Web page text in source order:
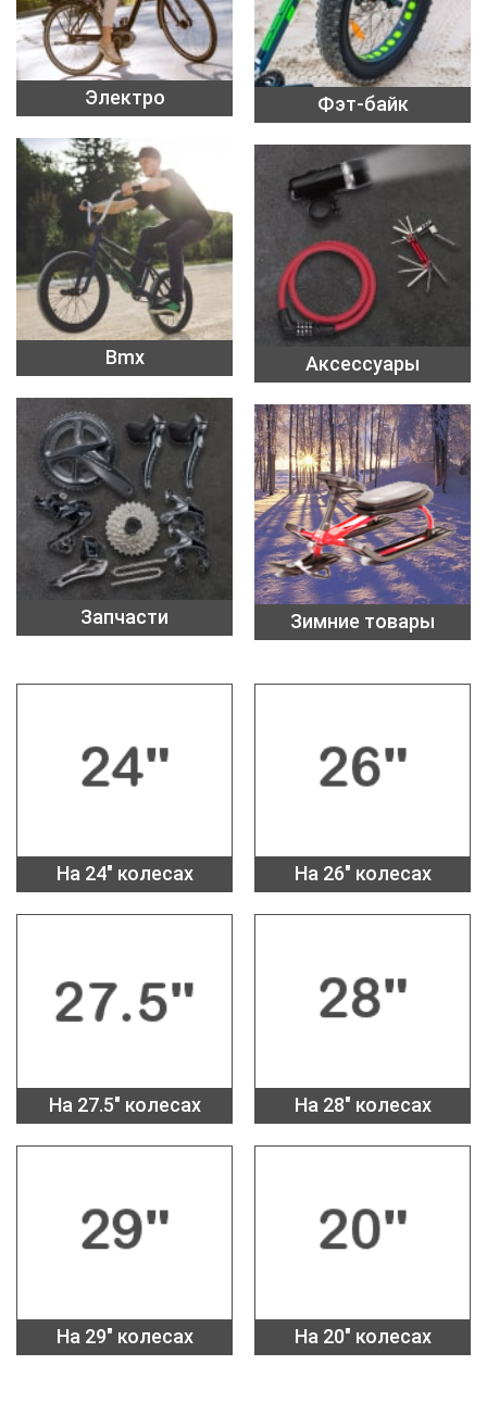
Электро Фэт-байк
Bmx Аксессуары
Запчасти Зимние товары
На 24" колесах На 26" колесах
На 27.5" колесах На 28" колесах
На 29" колесах На 20" колесах